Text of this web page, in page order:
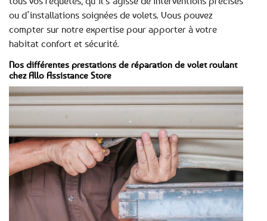
ou d’installations soignées de volets. Vous pouvez
compter sur notre expertise pour apporter à votre
habitat confort et sécurité.
Nos différentes prestations de réparation de volet roulant
chez Allo Assistance Store